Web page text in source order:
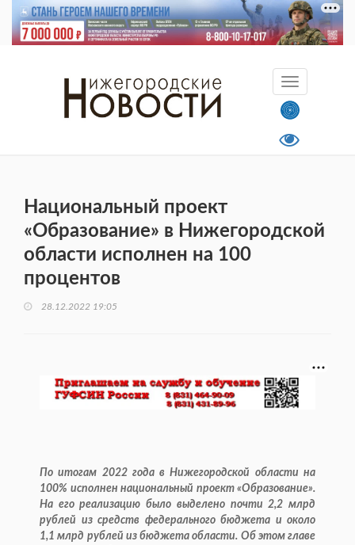
Национальный проект
«Образование» в Нижегородской
области исполнен на 100
процентов
28.12.2022 19:05
По итогам 2022 года в Нижегородской области на
100% исполнен национальный проект «Образование».
На его реализацию было выделено почти 2,2 млрд
рублей из средств федерального бюджета и около
1,1 млрд рублей из бюджета области. Об этом главе